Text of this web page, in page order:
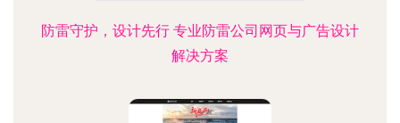
防雷守护，设计先行 专业防雷公司网页与广告设计
解决方案